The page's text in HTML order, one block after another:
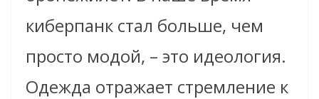
киберпанк стал больше, чем
просто модой, – это идеология.
Одежда отражает стремление к